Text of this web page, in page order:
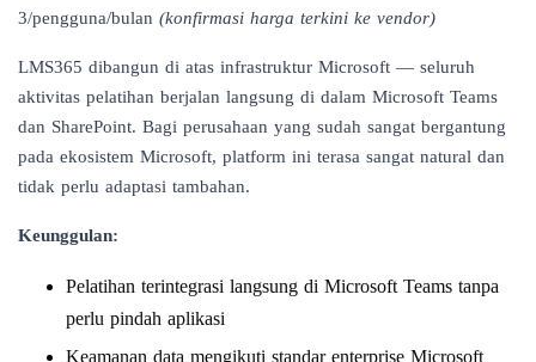
3/pengguna/bulan (konfirmasi harga terkini ke vendor)
LMS365 dibangun di atas infrastruktur Microsoft — seluruh
aktivitas pelatihan berjalan langsung di dalam Microsoft Teams
dan SharePoint. Bagi perusahaan yang sudah sangat bergantung
pada ekosistem Microsoft, platform ini terasa sangat natural dan
tidak perlu adaptasi tambahan.
Keunggulan:
Pelatihan terintegrasi langsung di Microsoft Teams tanpa
perlu pindah aplikasi
Keamanan data mengikuti standar enterprise Microsoft